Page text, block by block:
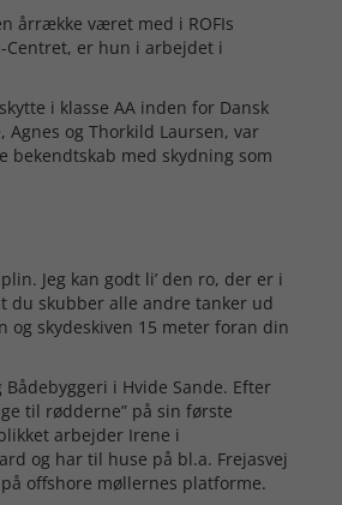
årrække været med i ROFIs
Centret, er hun i arbejdet i
i klasse AA inden for Dansk
og Thorkild Laursen, var
bekendtskab med skydning som
Jeg kan godt li’ den ro, der er i
du skubber alle andre tanker ud
skydeskiven 15 meter foran din
i Hvide Sande. Efter
til rødderne” på sin første
arbejder Irene i
og har til huse på bl.a. Frejasvej
offshore møllernes platforme.